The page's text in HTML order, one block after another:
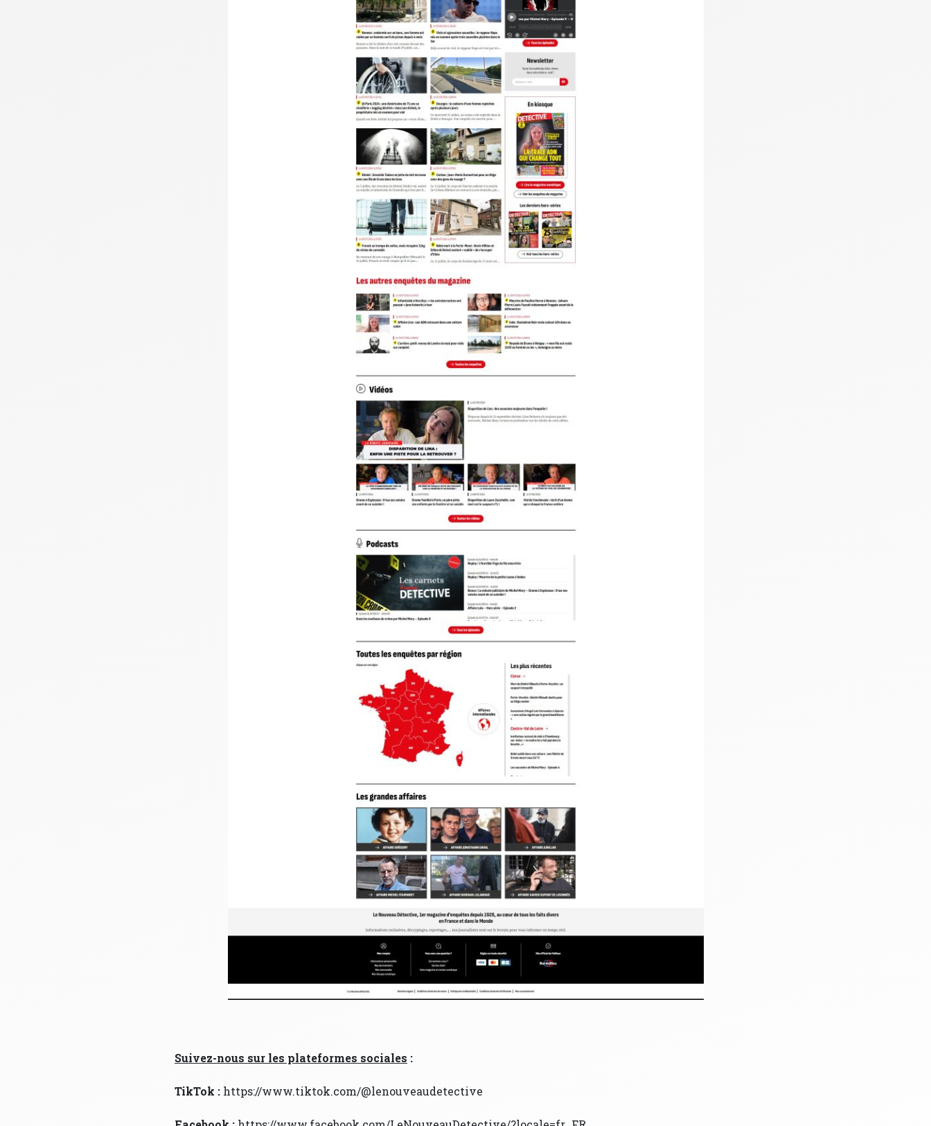
Suivez-nous sur les plateformes sociales :
TikTok : https://www.tiktok.com/@lenouveaudetective